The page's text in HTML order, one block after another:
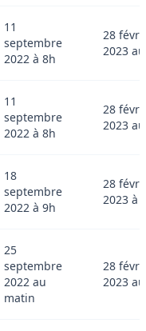
11
septembre
2022 à 8h
28
2023
11
septembre
2022 à 8h
28
2023
18
septembre
2022 à 9h
28
2023 à
25
septembre
2022 au
matin
28
2023